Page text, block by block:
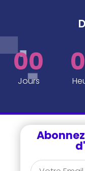
00
Jours